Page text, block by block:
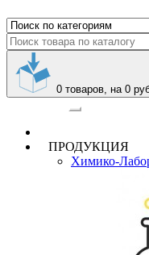
0 товаров, на 0
ПРОДУКЦИЯ
Химико-